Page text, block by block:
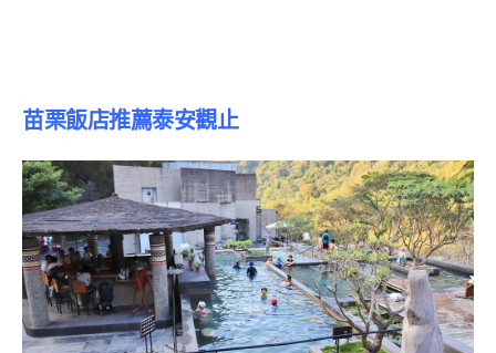
苗栗飯店推薦泰安觀止